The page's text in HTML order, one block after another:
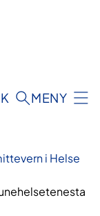
MENY
i Helse